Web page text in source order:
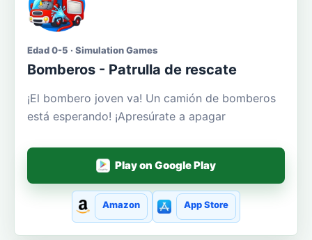
Edad 0-5 · Simulation Games
Bomberos - Patrulla de rescate
¡El bombero joven va! Un camión de bomberos
está esperando! ¡Apresúrate a apagar
Play on Google Play
Amazon App Store